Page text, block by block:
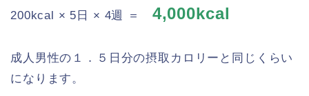
200kcal × 5日 × 4週 ＝ 4,000kcal
成人男性の１．５日分の摂取カロリーと同じくらい
になります。